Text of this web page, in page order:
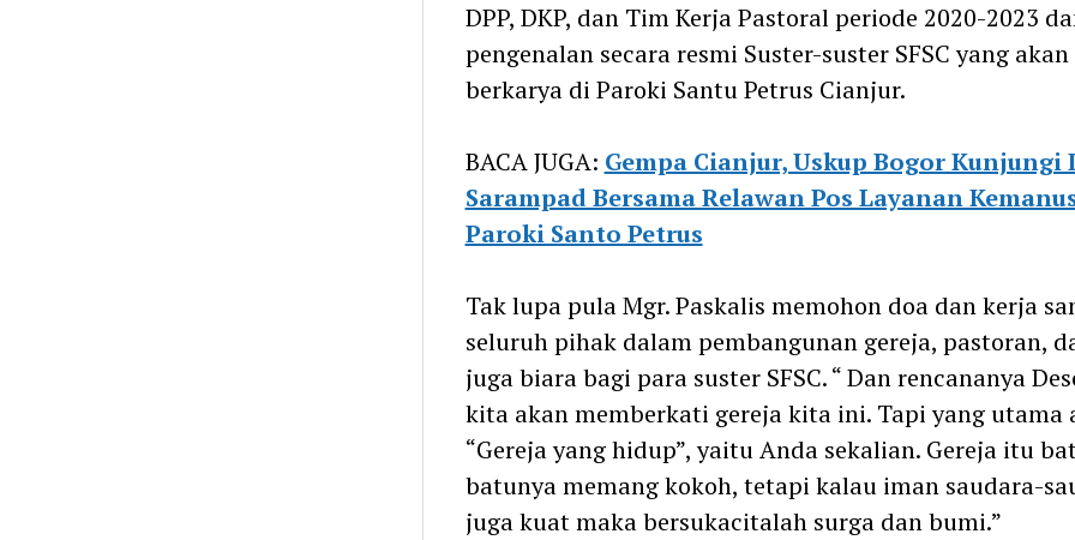
DPP, DKP, dan Tim Kerja Pastoral periode 2020-2023
pengenalan secara resmi Suster-suster SFSC yang akan
berkarya di Paroki Santu Petrus Cianjur.
BACA JUGA: Gempa Cianjur, Uskup Bogor Kunjungi
Sarampad Bersama Relawan Pos Layanan
Paroki Santo Petrus
Tak lupa pula Mgr. Paskalis memohon doa dan kerja
seluruh pihak dalam pembangunan gereja, pastoran,
juga biara bagi para suster SFSC. “ Dan rencananya
kita akan memberkati gereja kita ini. Tapi yang utama
“Gereja yang hidup”, yaitu Anda sekalian. Gereja itu
batunya memang kokoh, tetapi kalau iman saudara-
juga kuat maka bersukacitalah surga dan bumi.”